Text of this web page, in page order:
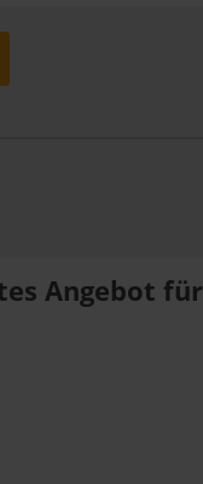
Angebot für